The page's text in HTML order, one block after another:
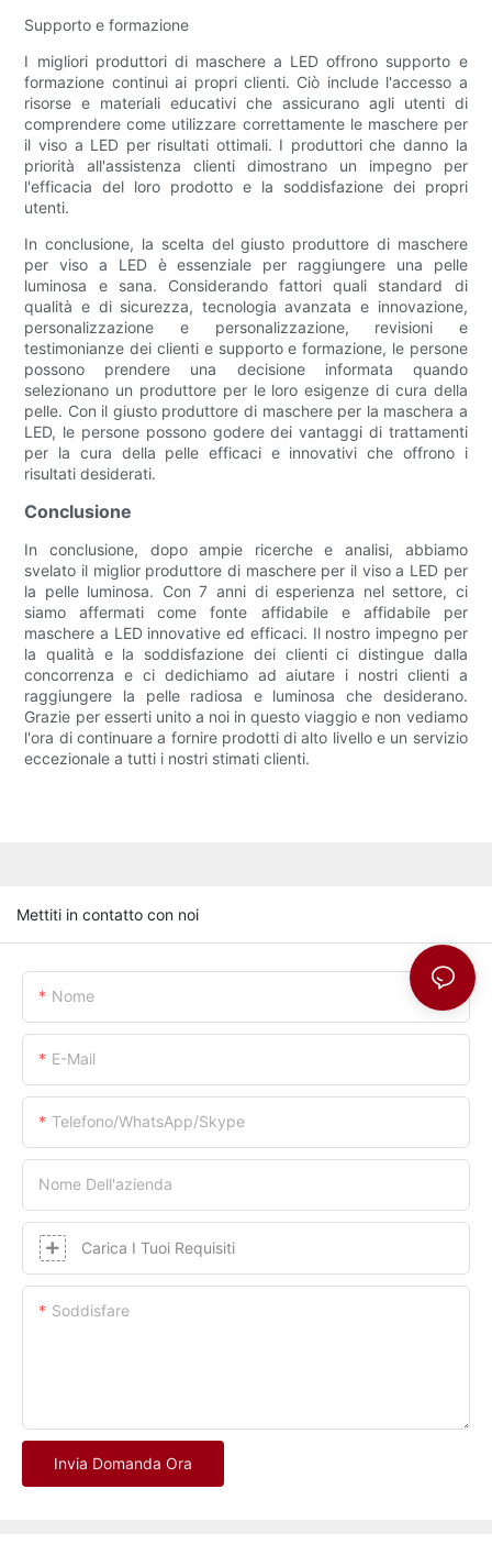
Supporto e formazione
I migliori produttori di maschere a LED offrono supporto e
formazione continui ai propri clienti. Ciò include l'accesso a
risorse e materiali educativi che assicurano agli utenti di
comprendere come utilizzare correttamente le maschere per
il viso a LED per risultati ottimali. I produttori che danno la
priorità all'assistenza clienti dimostrano un impegno per
l'efficacia del loro prodotto e la soddisfazione dei propri
utenti.
In conclusione, la scelta del giusto produttore di maschere
per viso a LED è essenziale per raggiungere una pelle
luminosa e sana. Considerando fattori quali standard di
qualità e di sicurezza, tecnologia avanzata e innovazione,
personalizzazione e personalizzazione, revisioni e
testimonianze dei clienti e supporto e formazione, le persone
possono prendere una decisione informata quando
selezionano un produttore per le loro esigenze di cura della
pelle. Con il giusto produttore di maschere per la maschera a
LED, le persone possono godere dei vantaggi di trattamenti
per la cura della pelle efficaci e innovativi che offrono i
risultati desiderati.
Conclusione
In conclusione, dopo ampie ricerche e analisi, abbiamo
svelato il miglior produttore di maschere per il viso a LED per
la pelle luminosa. Con 7 anni di esperienza nel settore, ci
siamo affermati come fonte affidabile e affidabile per
maschere a LED innovative ed efficaci. Il nostro impegno per
la qualità e la soddisfazione dei clienti ci distingue dalla
concorrenza e ci dedichiamo ad aiutare i nostri clienti a
raggiungere la pelle radiosa e luminosa che desiderano.
Grazie per esserti unito a noi in questo viaggio e non vediamo
l'ora di continuare a fornire prodotti di alto livello e un servizio
eccezionale a tutti i nostri stimati clienti.
Mettiti in contatto con noi
Nome
E-Mail
Telefono/whatsApp/skype
Nome Dell'azienda
Carica I Tuoi Requisiti
Soddisfare
Invia Domanda Ora